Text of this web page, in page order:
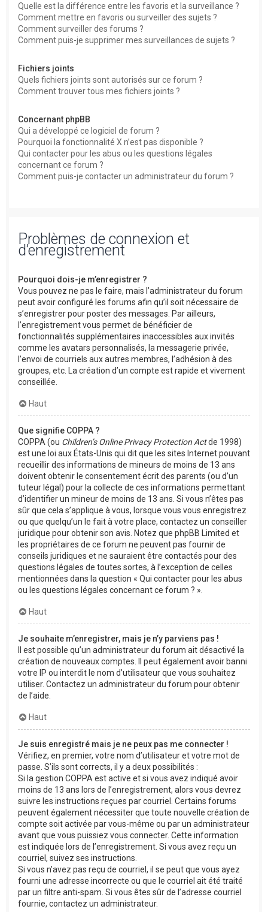
Quelle est la différence entre les favoris et la surveillance ?
Comment mettre en favoris ou surveiller des sujets ?
Comment surveiller des forums ?
Comment puis-je supprimer mes surveillances de sujets ?
Fichiers joints
Quels fichiers joints sont autorisés sur ce forum ?
Comment trouver tous mes fichiers joints ?
Concernant phpBB
Qui a développé ce logiciel de forum ?
Pourquoi la fonctionnalité X n’est pas disponible ?
Qui contacter pour les abus ou les questions légales
concernant ce forum ?
Comment puis-je contacter un administrateur du forum ?
Problèmes de connexion et
d’enregistrement
Pourquoi dois-je m’enregistrer ?
Vous pouvez ne pas le faire, mais l’administrateur du forum
peut avoir configuré les forums afin qu’il soit nécessaire de
s’enregistrer pour poster des messages. Par ailleurs,
l’enregistrement vous permet de bénéficier de
fonctionnalités supplémentaires inaccessibles aux invités
comme les avatars personnalisés, la messagerie privée,
l’envoi de courriels aux autres membres, l’adhésion à des
groupes, etc. La création d’un compte est rapide et vivement
conseillée.
Haut
Que signifie COPPA ?
COPPA (ou Children’s Online Privacy Protection Actde 1998)
est une loi aux États-Unis qui dit que les sites Internet pouvant
recueillir des informations de mineurs de moins de 13 ans
doivent obtenir le consentement écrit des parents (ou d’un
tuteur légal) pour la collecte de ces informations permettant
d’identifier un mineur de moins de 13 ans. Si vous n’êtes pas
sûr que cela s’applique à vous, lorsque vous vous enregistrez
ou que quelqu’un le fait à votre place, contactez un conseiller
juridique pour obtenir son avis. Notez que phpBB Limited et
les propriétaires de ce forum ne peuvent pas fournir de
conseils juridiques et ne sauraient être contactés pour des
questions légales de toutes sortes, à l’exception de celles
mentionnées dans la question « Qui contacter pour les abus
ou les questions légales concernant ce forum ? ».
Haut
Je souhaite m’enregistrer, mais je n’y parviens pas !
Il est possible qu’un administrateur du forum ait désactivé la
création de nouveaux comptes. Il peut également avoir banni
votre IP ou interdit le nom d’utilisateur que vous souhaitez
utiliser. Contactez un administrateur du forum pour obtenir
de l’aide.
Haut
Je suis enregistré mais je ne peux pas me connecter !
Vérifiez, en premier, votre nom d’utilisateur et votre mot de
passe. S’ils sont corrects, il y a deux possibilités :
Si la gestion COPPA est active et si vous avez indiqué avoir
moins de 13 ans lors de l’enregistrement, alors vous devrez
suivre les instructions reçues par courriel. Certains forums
peuvent également nécessiter que toute nouvelle création de
compte soit activée par vous-même ou par un administrateur
avant que vous puissiez vous connecter. Cette information
est indiquée lors de l’enregistrement. Si vous avez reçu un
courriel, suivez ses instructions.
Si vous n’avez pas reçu de courriel, il se peut que vous ayez
fourni une adresse incorrecte ou que le courriel ait été traité
par un filtre anti-spam. Si vous êtes sûr de l’adresse courriel
fournie, contactez un administrateur.